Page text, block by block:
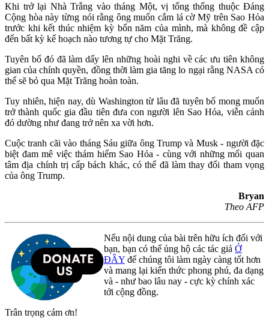
Khi trở lại Nhà Trắng vào tháng Một, vị tổng thống thuộc Đảng
Cộng hòa này từng nói rằng ông muốn cắm lá cờ Mỹ trên Sao Hỏa
trước khi kết thúc nhiệm kỳ bốn năm của mình, mà không đề cập
đến bất kỳ kế hoạch nào tương tự cho Mặt Trăng.
Tuyên bố đó đã làm dấy lên những hoài nghi về các ưu tiên không
gian của chính quyền, đồng thời làm gia tăng lo ngại rằng NASA có
thể sẽ bỏ qua Mặt Trăng hoàn toàn.
Tuy nhiên, hiện nay, dù Washington từ lâu đã tuyên bố mong muốn
trở thành quốc gia đầu tiên đưa con người lên Sao Hỏa, viễn cảnh
đó dường như đang trở nên xa vời hơn.
Cuộc tranh cãi vào tháng Sáu giữa ông Trump và Musk - người đặc
biệt đam mê việc thám hiểm Sao Hỏa - cùng với những mối quan
tâm địa chính trị cấp bách khác, có thể đã làm thay đổi tham vọng
của ông Trump.
Bryan
Theo AFP
Nếu nội dung của bài trên hữu ích đối với
bạn, bạn có thể ủng hộ các tác giả Ở
ĐÂY để chúng tôi làm ngày càng tốt hơn
và mang lại kiến thức phong phú, đa dạng
và - như bao lâu nay - cực kỳ chính xác
tới cộng đồng.
Trân trọng cám ơn!